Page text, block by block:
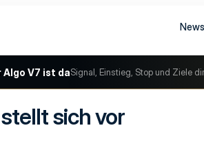
Algo V7 ist daSignal, Einstieg, Stop und Ziele
sich vor